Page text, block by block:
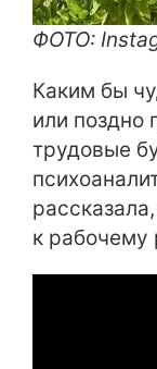
ФОТО:
Каким бы
или поздно
трудовые
к рабочему